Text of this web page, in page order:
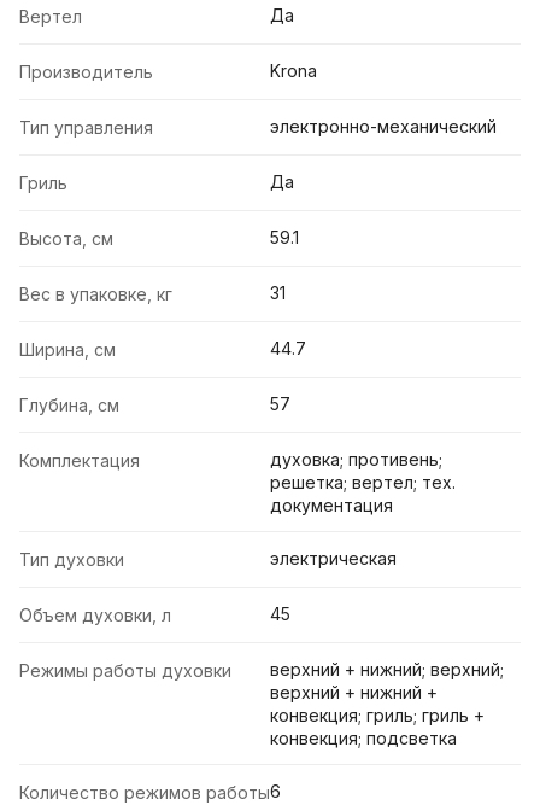
Вертел Да
Производитель Krona
Тип управления электронно-механический
Гриль Да
Высота, см 59.1
Вес в упаковке, кг 31
Ширина, см 44.7
Глубина, см 57
Комплектация
духовка; противень;
решетка; вертел; тех.
документация
Тип духовки электрическая
Объем духовки, л 45
Режимы работы духовки
верхний + нижний; верхний;
верхний + нижний +
конвекция; гриль; гриль +
конвекция; подсветка
Количество режимов работы6